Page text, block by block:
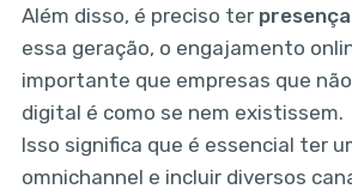
Além disso, é preciso ter
essa geração, o engajamento
importante que empresas que
digital é como se nem existissem.
Isso significa que é essencial ter
omnichannel e incluir diversos